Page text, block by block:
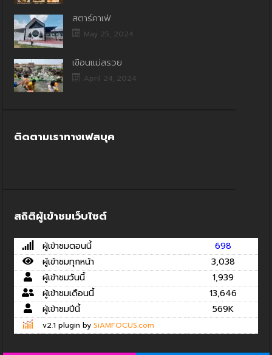
สตาร์คาเฟ่
May 25, 2024
เขื่อนแม่สรวย
April 24, 2024
ติดตามเราทางเฟสบุค
สถิติผู้เข้าชมเว็บไซต์
ผู้เข้าชมตอนนี้
698
ผู้เข้าชมทุกหน้า
3,038
ผู้เข้าชมวันนี้
1,939
ผู้เข้าชมเดือนนี้
13,646
ผู้เข้าชมปีนี้
569K
v2.1 plugin by SiAMFOCUS.com